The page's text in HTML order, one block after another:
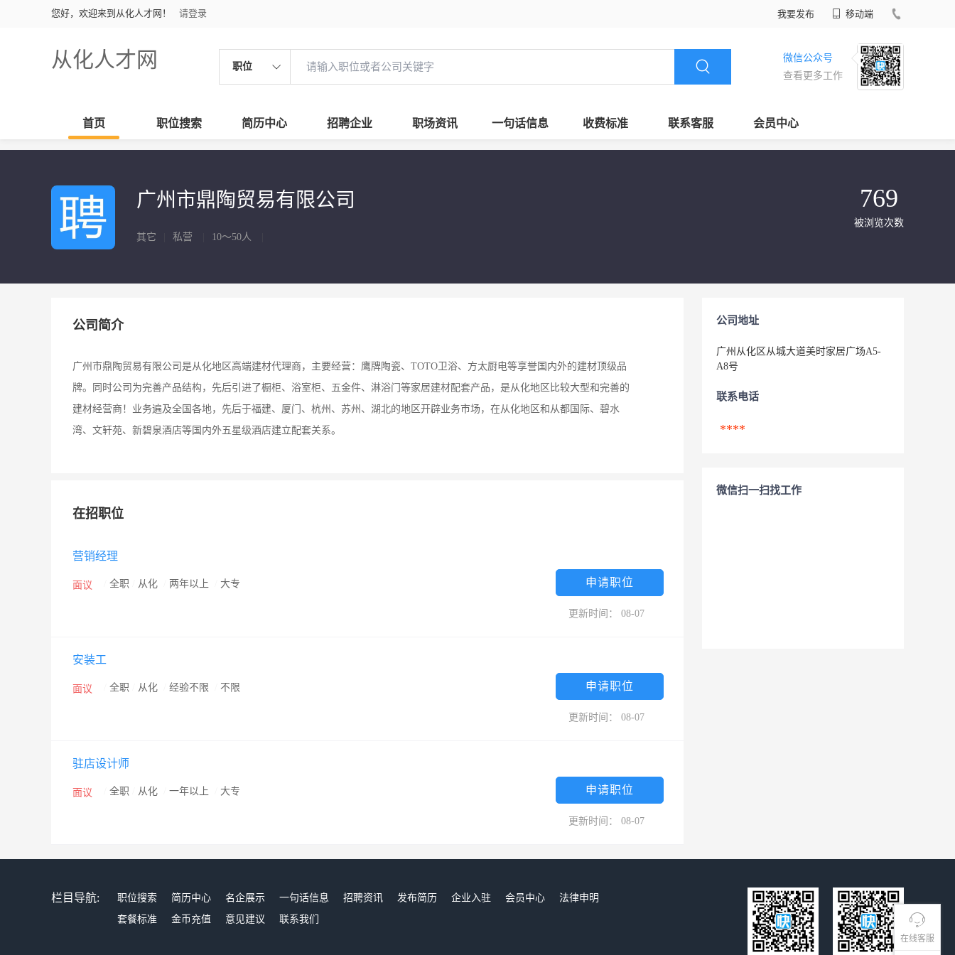
您好，欢迎来到从化人才网！ 请登录 我要发布 移动端
从化人才网 职位
微信公众号
查看更多工作
首页 职位搜索 简历中心 招聘企业 职场资讯 一句话信息 收费标准 联系客服 会员中心
在线客服
广州市鼎陶贸易有限公司
其它 私营 10～50人
769
被浏览次数
公司简介
广州市鼎陶贸易有限公司是从化地区高端建材代理商，主要经营：鹰牌陶瓷、TOTO卫浴、方太厨电等享誉国内外的建材顶级品
牌。同时公司为完善产品结构，先后引进了橱柜、浴室柜、五金件、淋浴门等家居建材配套产品，是从化地区比较大型和完善的
建材经营商！业务遍及全国各地，先后于福建、厦门、杭州、苏州、湖北的地区开辟业务市场，在从化地区和从都国际、碧水
湾、文轩苑、新碧泉酒店等国内外五星级酒店建立配套关系。
在招职位
营销经理
面议 全职 从化 两年以上 大专 申请职位
更新时间： 08-07
安装工
面议 全职 从化 经验不限 不限 申请职位
更新时间： 08-07
驻店设计师
面议 全职 从化 一年以上 大专 申请职位
更新时间： 08-07
公司地址
广州从化区从城大道美时家居广场A5-
A8号
联系电话
****
微信扫一扫找工作
栏目导航: 职位搜索 简历中心 名企展示 一句话信息 招聘资讯 发布简历 企业入驻 会员中心
法律申明
套餐标准
金币充值 意见建议 联系我们